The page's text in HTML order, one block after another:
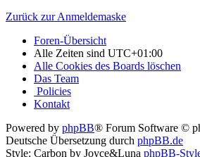
Zurück zur Anmeldemaske
Foren-Übersicht
Alle Zeiten sind UTC+01:00
Alle Cookies des Boards löschen
Das Team
Policies
Kontakt
Powered by phpBB® Forum Software ©
Deutsche Übersetzung durch phpBB.de
Style: Carbon by Joyce&Luna phpBB-